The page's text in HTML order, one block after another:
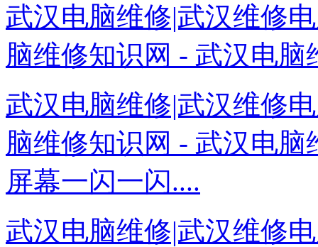
武汉电脑维修|武汉维修
脑维修知识网 - 武汉电脑
武汉电脑维修|武汉维修
脑维修知识网 - 武汉电
屏幕一闪一闪....
武汉电脑维修|武汉维修